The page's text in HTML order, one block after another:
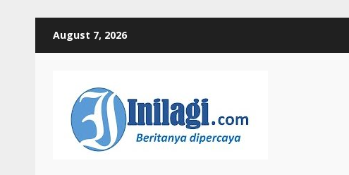
August 7, 2026